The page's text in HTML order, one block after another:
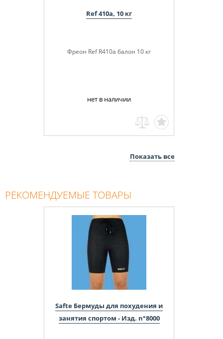
Ref 410a, 10 кг
Фреон Ref R410a балон 10 кг
нет в наличии
Показать все
РЕКОМЕНДУЕМЫЕ ТОВАРЫ
Safte Бермуды для похудения и
занятия спортом - Изд. n°8000